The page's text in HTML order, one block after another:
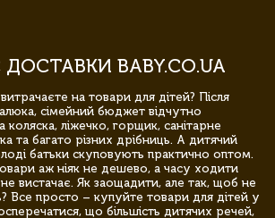
BABY.CO.UA
на товари для дітей? Після
сімейний бюджет відчутно
коляска, ліжечко, горщик, санітарне
та багато різних дрібниць. А дитячий
батьки скуповують практично оптом.
аж ніяк не дешево, а часу ходити
вистачає. Як заощадити, але так, щоб не
Все просто – купуйте товари для дітей у
що більшість дитячих речей,